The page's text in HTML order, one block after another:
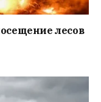
лесов